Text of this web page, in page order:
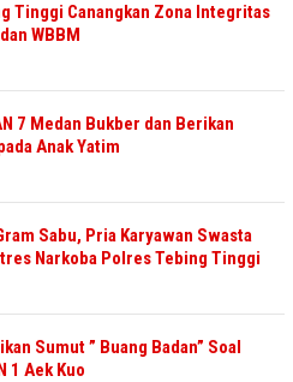
Tinggi Canangkan Zona Integritas
WBBM
7 Medan Bukber dan Berikan
Anak Yatim
Sabu, Pria Karyawan Swasta
Narkoba Polres Tebing Tinggi
Sumut ” Buang Badan” Soal
1 Aek Kuo